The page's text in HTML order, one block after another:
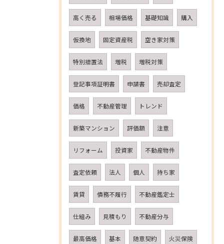
高く売る 相場価格 基礎知識 購入
仮換地 固定資産税 空き家対策
特別措置法 増税 増税対策
登記事項証明書 申請書 売却査定
価格 不動産管理 トレンド
新築マンション 評価額 注意
リフォーム 投資家 不動産物件
査定依頼 法人 個人 持ち家
賃貸 債務不履行 不動産鑑定士
仕組み 見積もり 不動産分与
最高価格 基本 随意契約 火災保険